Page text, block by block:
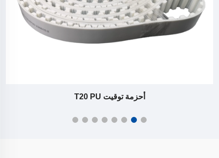
أحزمة توقيت T20 PU